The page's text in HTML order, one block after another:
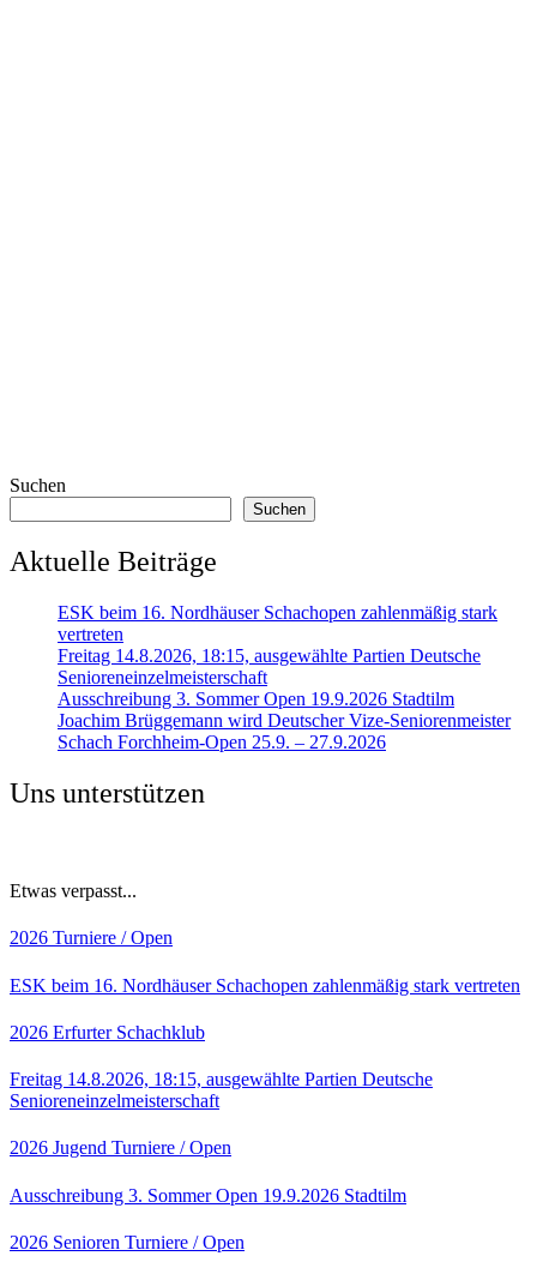
Suchen
Suchen
Aktuelle Beiträge
ESK beim 16. Nordhäuser Schachopen zahlenmäßig stark
vertreten
Freitag 14.8.2026, 18:15, ausgewählte Partien Deutsche
Senioreneinzelmeisterschaft
Ausschreibung 3. Sommer Open 19.9.2026 Stadtilm
Joachim Brüggemann wird Deutscher Vize-Seniorenmeister
Schach Forchheim-Open 25.9. – 27.9.2026
Uns unterstützen
Etwas verpasst...
2026 Turniere / Open
ESK beim 16. Nordhäuser Schachopen zahlenmäßig stark vertreten
2026 Erfurter Schachklub
Freitag 14.8.2026, 18:15, ausgewählte Partien Deutsche
Senioreneinzelmeisterschaft
2026 Jugend Turniere / Open
Ausschreibung 3. Sommer Open 19.9.2026 Stadtilm
2026 Senioren Turniere / Open